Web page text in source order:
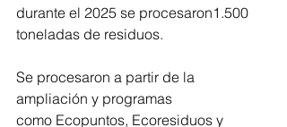
durante el 2025 se procesaron1.500
toneladas de residuos.
Se procesaron a partir de la
ampliación y programas
como Ecopuntos, Ecoresiduos y